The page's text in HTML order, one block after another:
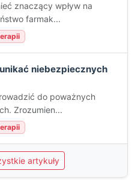
znaczący wpływ na
farmak...
niebezpiecznych
do poważnych
Zrozumien...
artykuły